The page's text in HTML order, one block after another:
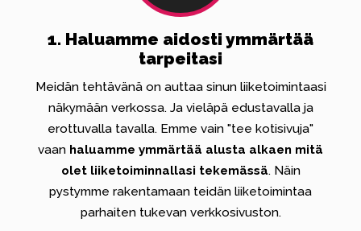
1. Haluamme aidosti ymmärtää
tarpeitasi
Meidän tehtävänä on auttaa sinun liiketoimintaasi
näkymään verkossa. Ja vieläpä edustavalla ja
erottuvalla tavalla. Emme vain "tee kotisivuja"
vaan haluamme ymmärtää alusta alkaen mitä
olet liiketoiminnallasi tekemässä. Näin
pystymme rakentamaan teidän liiketoimintaa
parhaiten tukevan verkkosivuston.